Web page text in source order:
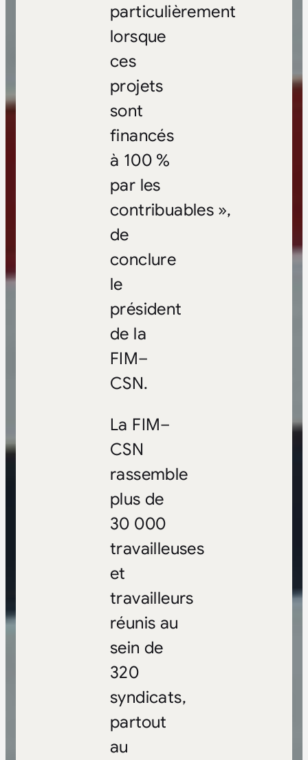
particulièrement
lorsque
ces
projets
sont
financés
à 100 %
par les
contribuables »,
de
conclure
le
président
de la
FIM–
CSN.
La FIM–
CSN
rassemble
plus de
30 000
travailleuses
et
travailleurs
réunis au
sein de
320
syndicats,
partout
au